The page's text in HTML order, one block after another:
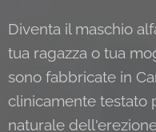
Diventa il maschio
tua ragazza o tua
sono fabbricate in
clinicamente testato
naturale